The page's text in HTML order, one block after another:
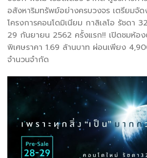
อสังหาริมทรัพย์อย่างครบวงจร เตรียมจั
โครงการคอนโดมิเนียม กาลิเลโอ รัชดา
29 กันยายน 2562 ครั้งแรก!! เปิดชมห้อ
พิเศษราคา 1.69 ล้านบาท ผ่อนเพียง
จำนวนจำกัด